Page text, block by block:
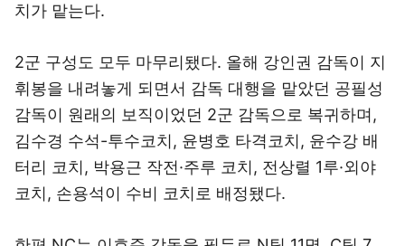
치가 맡는다.
2군 구성도 모두 마무리됐다. 올해 강인권 감독이 지
휘봉을 내려놓게 되면서 감독 대행을 맡았던 공필성
감독이 원래의 보직이었던 2군 감독으로 복귀하며,
김수경 수석-투수코치, 윤병호 타격코치, 윤수강 배
터리 코치, 박용근 작전·주루 코치, 전상렬 1루·외야
코치, 손용석이 수비 코치로 배정됐다.